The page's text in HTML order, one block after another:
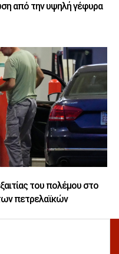
από την υψηλή γέφυρα
του πολέμου στο
πετρελαϊκών